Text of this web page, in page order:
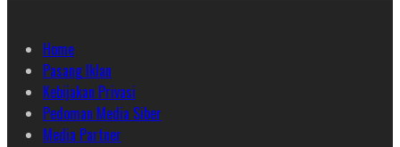
Home
Pasang Iklan
Kebijakan Privasi
Pedoman Media Siber
Media Partner